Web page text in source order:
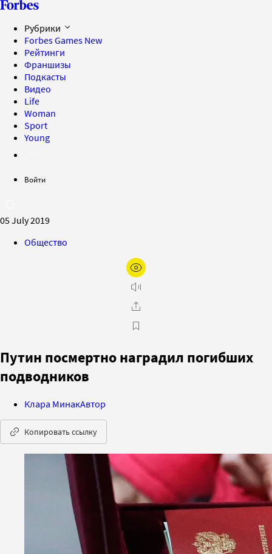
Рубрики
Forbes Games New
Рейтинги
Франшизы
Подкасты
Видео
Life
Woman
Sport
Young
Войти
05 July 2019
Общество
Путин посмертно наградил погибших
подводников
Клара МинакАвтор
Копировать ссылку